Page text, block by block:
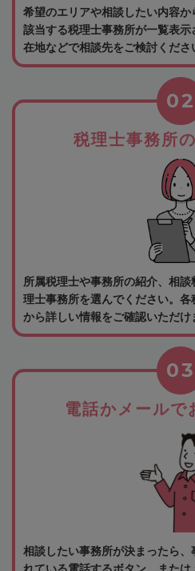
希望のエリアや相談したい内容か
該当する税理士事務所が一覧表
在地などで相談先をご検討くださ
税理士事務所
02
所属税理士や事務所の紹介、相
理士事務所を選んでください。
から詳しい情報をご確認いただけ
電話かメールで
03
相談したい事務所が決まったら